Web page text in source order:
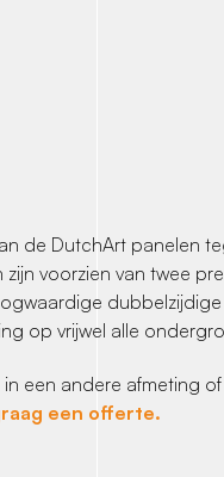
de DutchArt panelen
voorzien van twee
op vrijwel alle
een andere afmeting
een offerte.